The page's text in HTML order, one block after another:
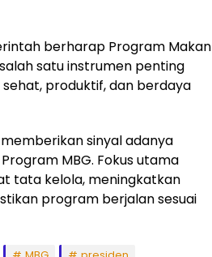
berharap Program Makan
satu instrumen penting
produktif, dan berdaya
sinyal adanya
MBG. Fokus utama
tata kelola, meningkatkan
program berjalan sesuai